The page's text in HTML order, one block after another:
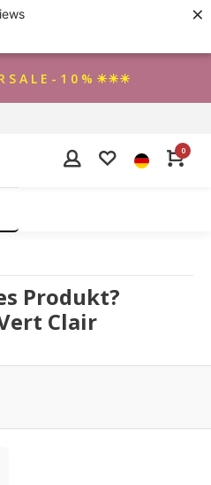
×
S A L E - 1 0 % ☀☀☀
0
Produkt?
Clair